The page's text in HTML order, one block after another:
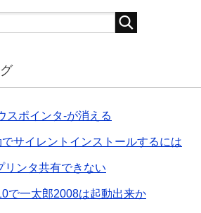
スポインタ-が消える
サイレントインストールするには
リンタ共有できない
で一太郎2008は起動出来か